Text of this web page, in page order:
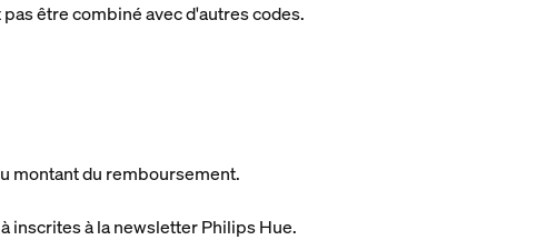
être combiné avec d'autres codes.
montant du remboursement.
inscrites à la newsletter Philips Hue.